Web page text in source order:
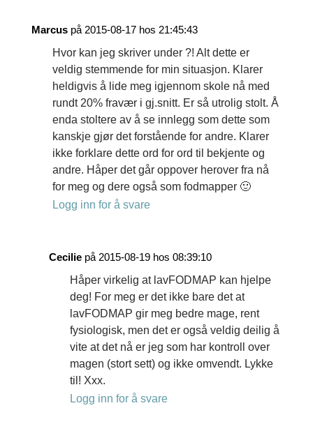
Marcus på 2015-08-17 hos 21:45:43
Hvor kan jeg skriver under ?! Alt dette er
veldig stemmende for min situasjon. Klarer
heldigvis å lide meg igjennom skole nå med
rundt 20% fravær i gj.snitt. Er så utrolig stolt. Å
enda stoltere av å se innlegg som dette som
kanskje gjør det forstående for andre. Klarer
ikke forklare dette ord for ord til bekjente og
andre. Håper det går oppover herover fra nå
for meg og dere også som fodmapper 🙂
Logg inn for å svare
Cecilie på 2015-08-19 hos 08:39:10
Håper virkelig at lavFODMAP kan hjelpe
deg! For meg er det ikke bare det at
lavFODMAP gir meg bedre mage, rent
fysiologisk, men det er også veldig deilig å
vite at det nå er jeg som har kontroll over
magen (stort sett) og ikke omvendt. Lykke
til! Xxx.
Logg inn for å svare